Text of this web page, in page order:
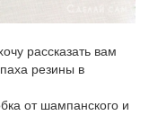
рассказать вам
резины в
от шампанского и